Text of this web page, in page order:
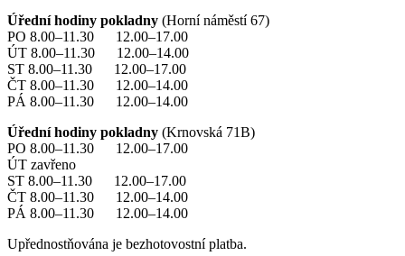
Úřední hodiny pokladny (Horní náměstí 67)
PO 8.00–11.30 12.00–17.00
ÚT 8.00–11.30 12.00–14.00
ST 8.00–11.30 12.00–17.00
ČT 8.00–11.30 12.00–14.00
PÁ 8.00–11.30 12.00–14.00
Úřední hodiny pokladny (Krnovská 71B)
PO 8.00–11.30 12.00–17.00
ÚT zavřeno
ST 8.00–11.30 12.00–17.00
ČT 8.00–11.30 12.00–14.00
PÁ 8.00–11.30 12.00–14.00
Upřednostňována je bezhotovostní platba.